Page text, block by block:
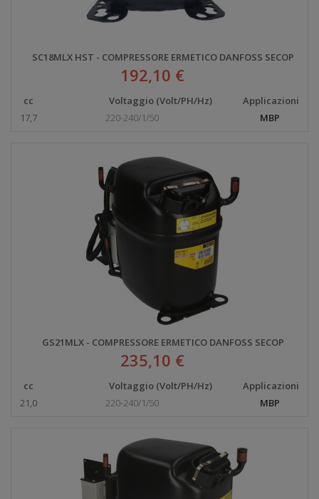
SC18MLX HST - COMPRESSORE ERMETICO DANFOSS SECOP
192,10 €
cc Voltaggio (Volt/PH/Hz)
Applicazioni
17,7
220-240/1/50 MBP
GS21MLX - COMPRESSORE ERMETICO DANFOSS SECOP
235,10 €
cc Voltaggio (Volt/PH/Hz)
Applicazioni
21,0
220-240/1/50 MBP